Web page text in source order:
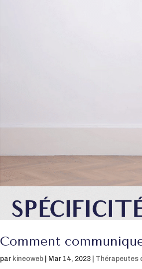
Comment
par kineoweb Mar 14, 2023 Thérapeutes